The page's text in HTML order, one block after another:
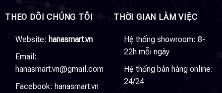
THEO DÕI CHÚNG TÔI
Website: hanasmart.vn
Email:
hanasmart.vn@gmail.com
Facebook: hanasmart.vn
THỜI GIAN LÀM VIỆC
Hệ thống showroom: 8-
22h mỗi ngày
Hệ thống bán hàng online:
24/24